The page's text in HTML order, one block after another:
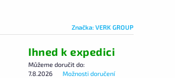
Značka:VERK GROUP
Ihned k expedici
Můžeme doručit do:
7.8.2026
Možnosti doručení